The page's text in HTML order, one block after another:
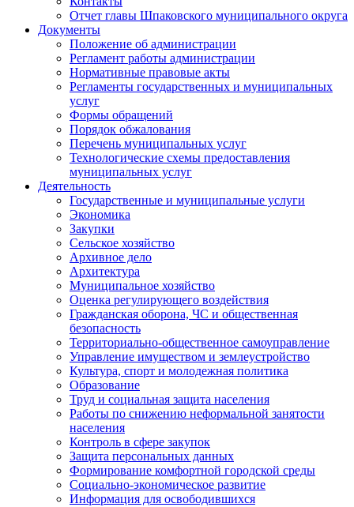
Отчет главы Шпаковского муниципального округа
Документы
Положение об администрации
Регламент работы администрации
Нормативные правовые акты
Регламенты государственных и муниципальных
услуг
Формы обращений
Порядок обжалования
Перечень муниципальных услуг
Технологические схемы предоставления
муниципальных услуг
Деятельность
Государственные и муниципальные услуги
Экономика
Закупки
Сельское хозяйство
Архивное дело
Архитектура
Муниципальное хозяйство
Оценка регулирующего воздействия
Гражданская оборона, ЧС и общественная
безопасность
Территориально-общественное самоуправление
Управление имуществом и землеустройство
Культура, спорт и молодежная политика
Образование
Труд и социальная защита населения
Работы по снижению неформальной занятости
населения
Контроль в сфере закупок
Защита персональных данных
Формирование комфортной городской среды
Социально-экономическое развитие
Информация для освободившихся